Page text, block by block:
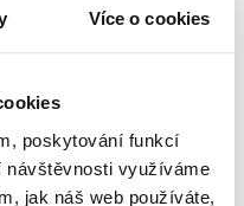
Více o cookies
poskytování funkcí
návštěvnosti využíváme
jak náš web používáte,
šíří.